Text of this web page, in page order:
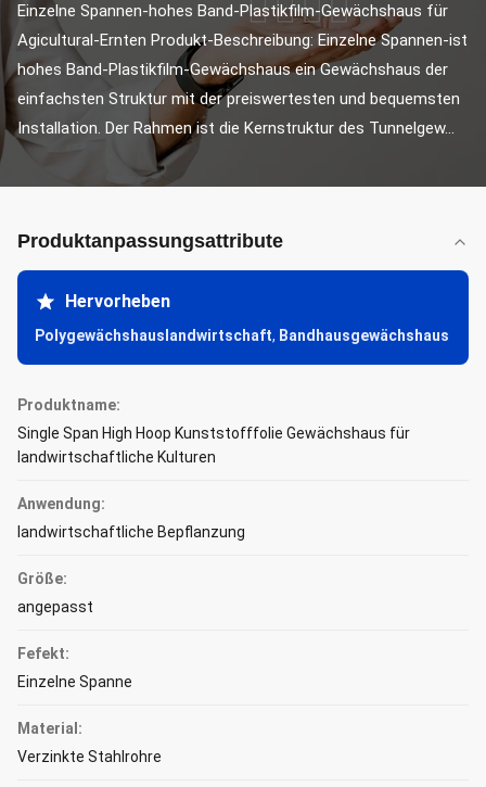
Einzelne Spannen-hohes Band-Plastikfilm-Gewächshaus für
Agicultural-Ernten Produkt-Beschreibung: Einzelne Spannen-ist
hohes Band-Plastikfilm-Gewächshaus ein Gewächshaus der
einfachsten Struktur mit der preiswertesten und bequemsten
Installation. Der Rahmen ist die Kernstruktur des Tunnelgew...
Produktanpassungsattribute
Hervorheben
Polygewächshauslandwirtschaft, Bandhausgewächshaus
Produktname:
Single Span High Hoop Kunststofffolie Gewächshaus für
landwirtschaftliche Kulturen
Anwendung:
landwirtschaftliche Bepflanzung
Größe:
angepasst
Fefekt:
Einzelne Spanne
Material:
Verzinkte Stahlrohre